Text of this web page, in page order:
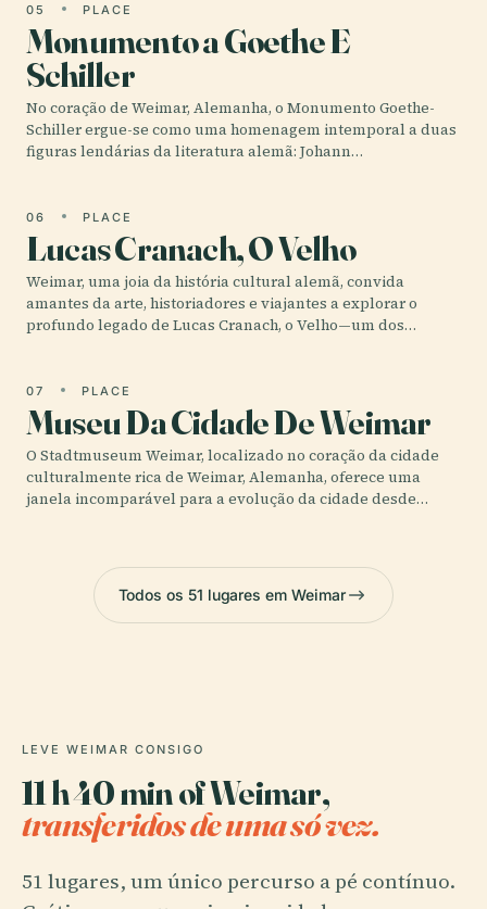
05 PLACE
Monumento a Goethe E
Schiller
No coração de Weimar, Alemanha, o Monumento Goethe-
Schiller ergue-se como uma homenagem intemporal a duas
figuras lendárias da literatura alemã: Johann…
06 PLACE
Lucas Cranach, O Velho
Weimar, uma joia da história cultural alemã, convida
amantes da arte, historiadores e viajantes a explorar o
profundo legado de Lucas Cranach, o Velho—um dos…
07 PLACE
Museu Da Cidade De Weimar
O Stadtmuseum Weimar, localizado no coração da cidade
culturalmente rica de Weimar, Alemanha, oferece uma
janela incomparável para a evolução da cidade desde…
Todos os 51 lugares em Weimar
LEVE WEIMAR CONSIGO
11 h 40 min of Weimar,
transferidos de uma só vez.
51 lugares, um único percurso a pé contínuo.